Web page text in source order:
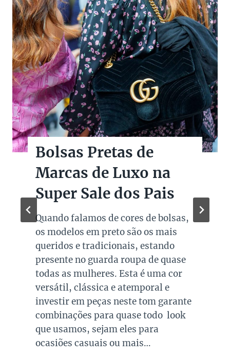
Bolsas Pretas de
Marcas de Luxo na
Super Sale dos Pais
Quando falamos de cores de bolsas,
os modelos em preto são os mais
queridos e tradicionais, estando
presente no guarda roupa de quase
todas as mulheres. Esta é uma cor
versátil, clássica e atemporal e
investir em peças neste tom garante
combinações para quase todo look
que usamos, sejam eles para
ocasiões casuais ou mais…